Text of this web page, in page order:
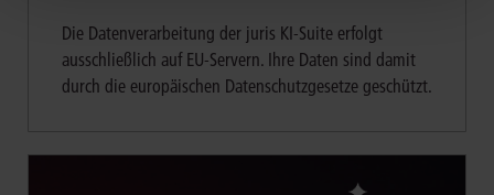
Die Datenverarbeitung der juris KI-Suite erfolgt
ausschließlich auf EU-Servern. Ihre Daten sind damit
durch die europäischen Datenschutzgesetze geschützt.